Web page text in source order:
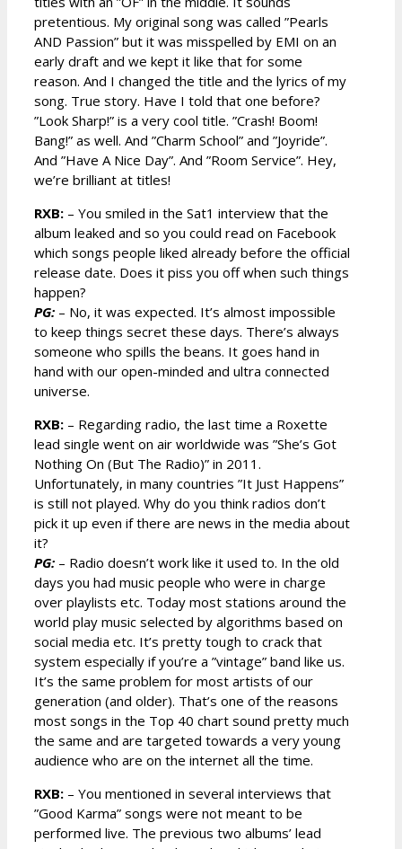
pretentious. My original song was called ”Pearls
AND Passion” but it was misspelled by EMI on an
early draft and we kept it like that for some
reason. And I changed the title and the lyrics of my
song. True story. Have I told that one before?
”Look Sharp!” is a very cool title. ”Crash! Boom!
Bang!” as well. And ”Charm School” and ”Joyride”.
And ”Have A Nice Day”. And ”Room Service”. Hey,
we’re brilliant at titles!
RXB: – You smiled in the Sat1 interview that the
album leaked and so you could read on Facebook
which songs people liked already before the official
release date. Does it piss you off when such things
happen?
PG: – No, it was expected. It’s almost impossible
to keep things secret these days. There’s always
someone who spills the beans. It goes hand in
hand with our open-minded and ultra connected
universe.
RXB: – Regarding radio, the last time a Roxette
lead single went on air worldwide was ”She’s Got
Nothing On (But The Radio)” in 2011.
Unfortunately, in many countries ”It Just Happens”
is still not played. Why do you think radios don’t
pick it up even if there are news in the media about
it?
PG: – Radio doesn’t work like it used to. In the old
days you had music people who were in charge
over playlists etc. Today most stations around the
world play music selected by algorithms based on
social media etc. It’s pretty tough to crack that
system especially if you’re a ”vintage” band like us.
It’s the same problem for most artists of our
generation (and older). That’s one of the reasons
most songs in the Top 40 chart sound pretty much
the same and are targeted towards a very young
audience who are on the internet all the time.
RXB: – You mentioned in several interviews that
”Good Karma” songs were not meant to be
performed live. The previous two albums’ lead